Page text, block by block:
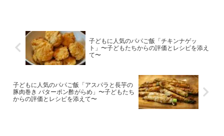
子どもに人気のパパご飯「チキンナゲッ
ト」〜子どもたちからの評価とレシピを添え
て〜
子どもに人気のパパご飯「アスパラと長芋の
豚肉巻き バターポン酢がらめ」〜子どもたち
からの評価とレシピを添えて〜